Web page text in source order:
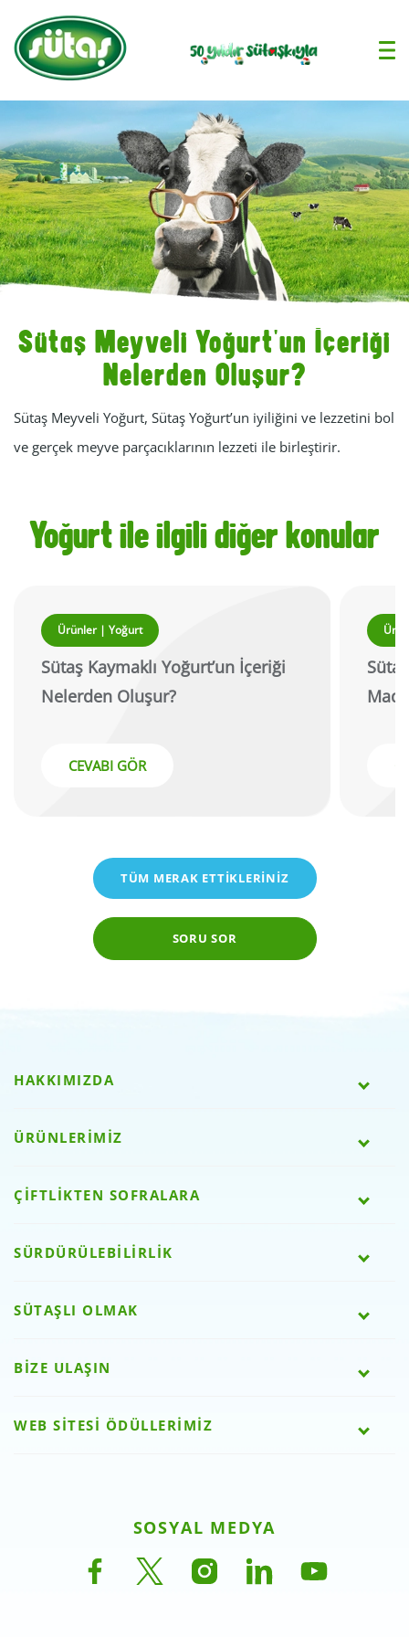
Sütaş Meyveli Yoğurt'un İçeriği
Nelerden Oluşur?
Sütaş Meyveli Yoğurt, Sütaş Yoğurt’un iyiliğini ve lezzetini bol
ve gerçek meyve parçacıklarının lezzeti ile birleştirir.
Yoğurt ile ilgili diğer konular
Ürünler | Yoğurt
Sütaş Kaymaklı Yoğurt’un İçeriği
Nelerden Oluşur?
CEVABI GÖR
TÜM MERAK ETTİKLERİNİZ
SORU SOR
HAKKIMIZDA
ÜRÜNLERİMİZ
ÇİFTLİKTEN SOFRALARA
SÜRDÜRÜLEBİLİRLİK
SÜTAŞLI OLMAK
BİZE ULAŞIN
WEB SİTESİ ÖDÜLLERİMİZ
SOSYAL MEDYA